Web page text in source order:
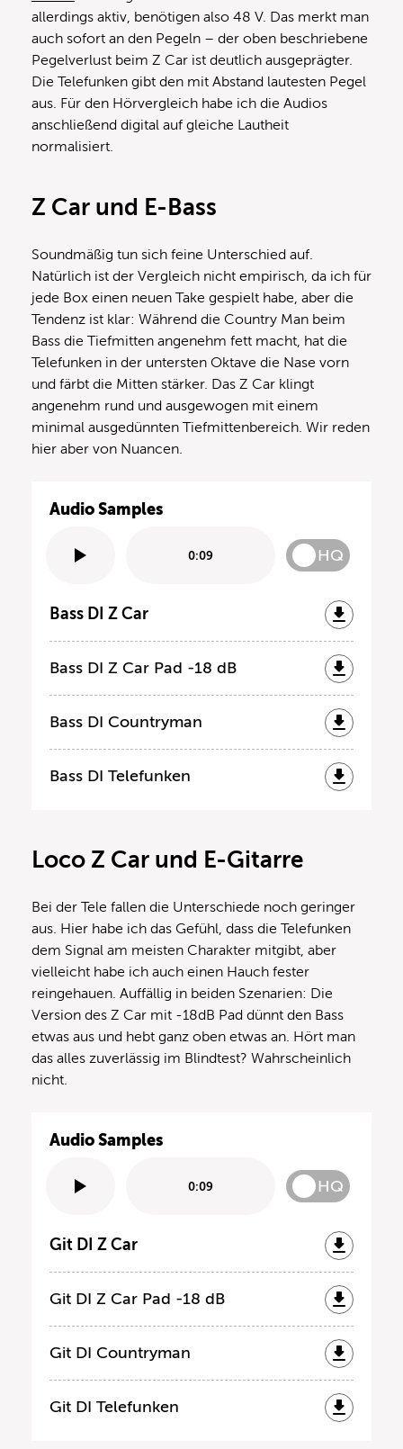
allerdings aktiv, benötigen also 48 V. Das merkt man
auch sofort an den Pegeln – der oben beschriebene
Pegelverlust beim Z Car ist deutlich ausgeprägter.
Die Telefunken gibt den mit Abstand lautesten Pegel
aus. Für den Hörvergleich habe ich die Audios
anschließend digital auf gleiche Lautheit
normalisiert.
Z Car und E- Bass
Soundmäßig tun sich feine Unterschied auf.
Natürlich ist der Vergleich nicht empirisch, da ich für
jede Box einen neuen Take gespielt habe, aber die
Tendenz ist klar: Während die Country Man beim
Bass die Tiefmitten angenehm fett macht, hat die
Telefunken in der untersten Oktave die Nase vorn
und färbt die Mitten stärker. Das Z Car klingt
angenehm rund und ausgewogen mit einem
minimal ausgedünnten Tiefmittenbereich. Wir reden
hier aber von Nuancen.
Audio Samples
0:09 HQ
Bass DI Z Car
Bass DI Z Car Pad -18 dB
Bass DI Countryman
Bass DI Telefunken
Loco Z Car und E-Gitarre
Bei der Tele fallen die Unterschiede noch geringer
aus. Hier habe ich das Gefühl, dass die Telefunken
dem Signal am meisten Charakter mitgibt, aber
vielleicht habe ich auch einen Hauch fester
reingehauen. Auffällig in beiden Szenarien: Die
Version des Z Car mit -18dB Pad dünnt den Bass
etwas aus und hebt ganz oben etwas an. Hört man
das alles zuverlässig im Blindtest? Wahrscheinlich
nicht.
Audio Samples
0:09 HQ
Git DI Z Car
Git DI Z Car Pad -18 dB
Git DI Countryman
Git DI Telefunken